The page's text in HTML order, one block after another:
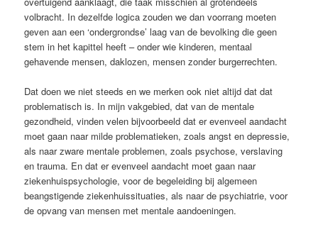
volbracht. In dezelfde logica zouden we dan voorrang moeten
geven aan een ‘ondergrondse’ laag van de bevolking die geen
stem in het kapittel heeft – onder wie kinderen, mentaal
gehavende mensen, daklozen, mensen zonder burgerrechten.
Dat doen we niet steeds en we merken ook niet altijd dat dat
problematisch is. In mijn vakgebied, dat van de mentale
gezondheid, vinden velen bijvoorbeeld dat er evenveel aandacht
moet gaan naar milde problematieken, zoals angst en depressie,
als naar zware mentale problemen, zoals psychose, verslaving
en trauma. En dat er evenveel aandacht moet gaan naar
ziekenhuispsychologie, voor de begeleiding bij algemeen
beangstigende ziekenhuissituaties, als naar de psychiatrie, voor
de opvang van mensen met mentale aandoeningen.